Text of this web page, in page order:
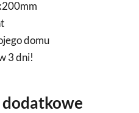
domu
3 dni!